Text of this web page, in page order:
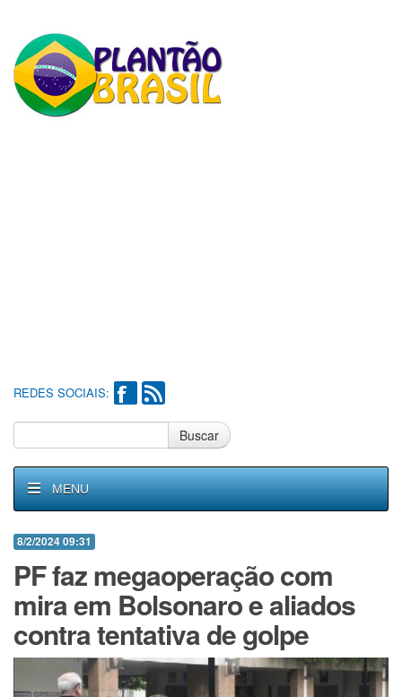
REDES SOCIAIS:
Buscar
MENU
8/2/2024 09:31
PF faz megaoperação com
mira em Bolsonaro e aliados
contra tentativa de golpe